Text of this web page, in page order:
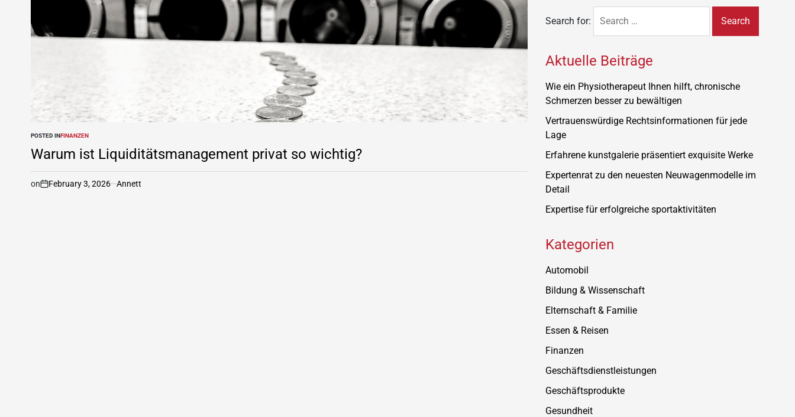
POSTED INFINANZEN
Warum ist Liquiditätsmanagement privat so wichtig?
on February 3, 2026 Annett
Search for:
Aktuelle Beiträge
Wie ein Physiotherapeut Ihnen hilft, chronische
Schmerzen besser zu bewältigen
Vertrauenswürdige Rechtsinformationen für jede
Lage
Erfahrene kunstgalerie präsentiert exquisite Werke
Expertenrat zu den neuesten Neuwagenmodelle im
Detail
Expertise für erfolgreiche sportaktivitäten
Kategorien
Automobil
Bildung & Wissenschaft
Elternschaft & Familie
Essen & Reisen
Finanzen
Geschäftsdienstleistungen
Geschäftsprodukte
Gesundheit